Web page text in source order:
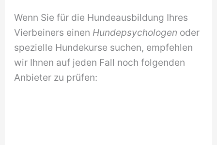
Wenn Sie für die Hundeausbildung Ihres
Vierbeiners einen Hundepsychologen oder
spezielle Hundekurse suchen, empfehlen
wir Ihnen auf jeden Fall noch folgenden
Anbieter zu prüfen: